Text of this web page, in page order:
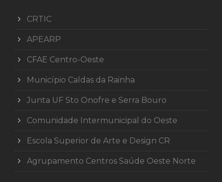
CRTIC
APEARP
CFAE Centro-Oeste
Município Caldas da Rainha
Junta UF Sto Onofre e Serra Bouro
Comunidade Intermunicipal do Oeste
Escola Superior de Arte e Design CR
Agrupamento Centros Saúde Oeste Norte